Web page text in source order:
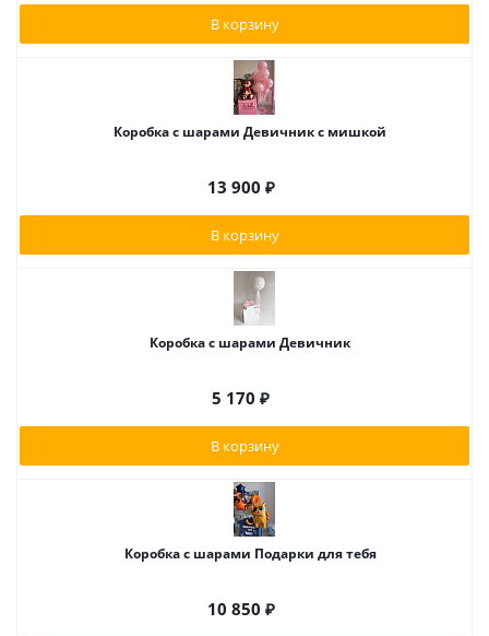
В корзину
Коробка с шарами Девичник с мишкой
13 900 ₽
В корзину
Коробка с шарами Девичник
5 170 ₽
В корзину
Коробка с шарами Подарки для тебя
10 850 ₽